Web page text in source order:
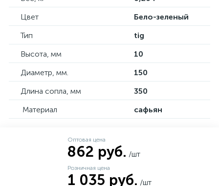
Цвет
Бело-зеленый
Тип
tig
Высота, мм
10
Диаметр, мм.
150
Длина сопла, мм
350
Материал
сафьян
Оптовая цена
862 руб. /шт
Розничная цена
1 035 руб. /шт